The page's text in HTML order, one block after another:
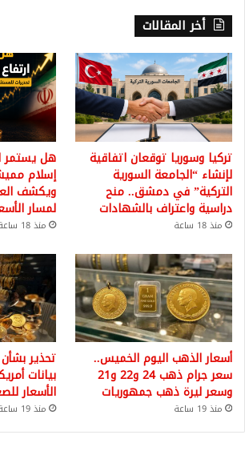
أخر المقالات
تركيا وسوريا توقعان اتفاقية
لإنشاء “الجامعة السورية
التركية” في دمشق.. منح
دراسية واعتراف بالشهادات
منذ 18 ساعة
هل يستمر
إسلام
ويكشف
لمسار
منذ 18 ساعة
أسعار الذهب اليوم الخميس..
سعر جرام ذهب 24 و22 و21
وسعر ليرة ذهب جمهوريات
منذ 19 ساعة
تحذير
بيانات
الأسعار
منذ 19 ساعة